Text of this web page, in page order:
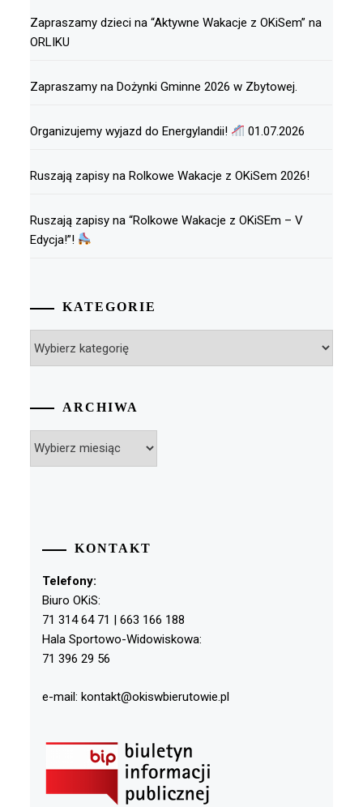
Zapraszamy dzieci na “Aktywne Wakacje z OKiSem” na
ORLIKU
Zapraszamy na Dożynki Gminne 2026 w Zbytowej.
Organizujemy wyjazd do Energylandii! 01.07.2026
Ruszają zapisy na Rolkowe Wakacje z OKiSem 2026!
Ruszają zapisy na “Rolkowe Wakacje z OKiSEm – V
Edycja!”!
KATEGORIE
ARCHIWA
KONTAKT
Telefony:
Biuro OKiS:
71 314 64 71 | 663 166 188
Hala Sportowo-Widowiskowa:
71 396 29 56
e-mail: kontakt@okiswbierutowie.pl